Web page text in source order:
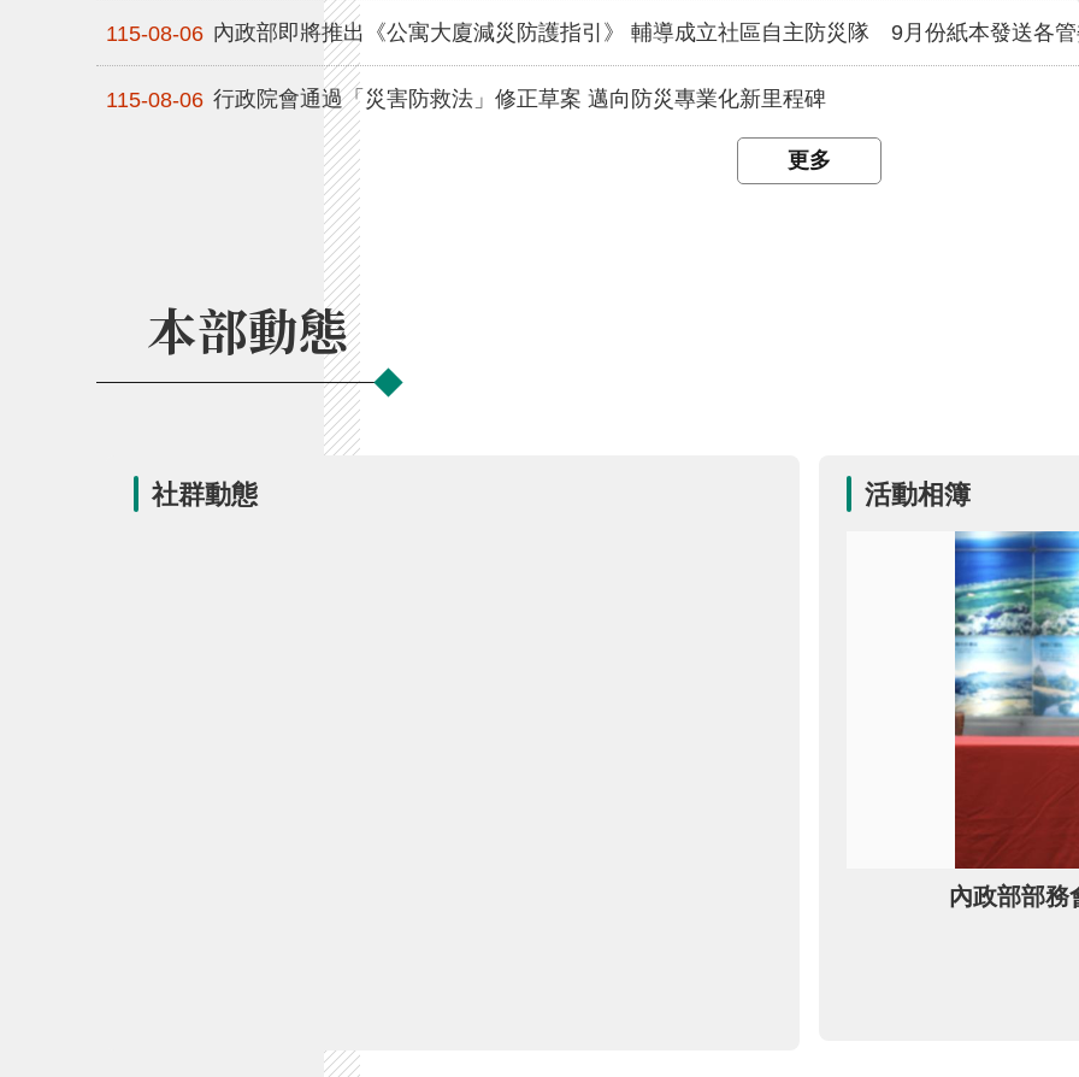
115-08-06 內政部即將推出《公寓大廈減災防護指引》 輔導成立社區自主防災隊 9月份紙本發送各
115-08-06 行政院會通過「災害防救法」修正草案 邁向防災專業化新里程碑
更多
本部動態
社群動態 活動相簿
內政部部務